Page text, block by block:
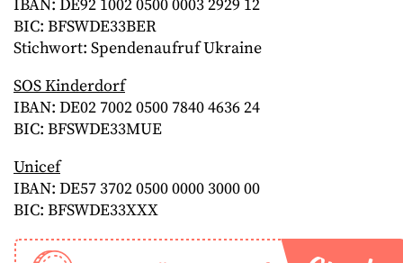
IBAN: DE92 1002 0500 0003 2929 12
BIC: BFSWDE33BER
Stichwort: Spendenaufruf Ukraine
SOS Kinderdorf
IBAN: DE02 7002 0500 7840 4636 24
BIC: BFSWDE33MUE
Unicef
IBAN: DE57 3702 0500 0000 3000 00
BIC: BFSWDE33XXX